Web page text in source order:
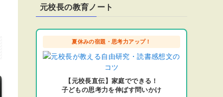
元校長の教育ノート
夏休みの宿題・思考力アップ！
【元校長直伝】家庭でできる！
子どもの思考力を伸ばす問いかけ